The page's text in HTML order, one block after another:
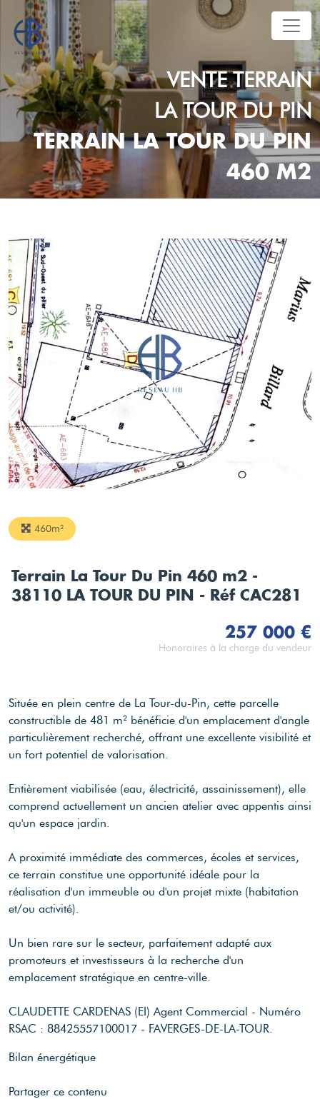
VENTE TERRAIN
LA TOUR DU PIN
TERRAIN LA TOUR DU PIN
460 M2
460m²
Terrain La Tour Du Pin 460 m2 -
38110 LA TOUR DU PIN - Réf CAC281
257 000 €
Honoraires à la charge du vendeur
Située en plein centre de La Tour-du-Pin, cette parcelle
constructible de 481 m² bénéficie d'un emplacement d'angle
particulièrement recherché, offrant une excellente visibilité et
un fort potentiel de valorisation.
Entièrement viabilisée (eau, électricité, assainissement), elle
comprend actuellement un ancien atelier avec appentis ainsi
qu'un espace jardin.
A proximité immédiate des commerces, écoles et services,
ce terrain constitue une opportunité idéale pour la
réalisation d'un immeuble ou d'un projet mixte (habitation
et/ou activité).
Un bien rare sur le secteur, parfaitement adapté aux
promoteurs et investisseurs à la recherche d'un
emplacement stratégique en centre-ville.
CLAUDETTE CARDENAS (EI) Agent Commercial - Numéro
RSAC : 88425557100017 - FAVERGES-DE-LA-TOUR.
Bilan énergétique
Partager ce contenu